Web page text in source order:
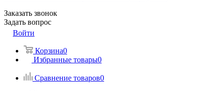
Заказать звонок
Задать вопрос
Войти
Корзина0
Избранные товары0
Сравнение товаров0